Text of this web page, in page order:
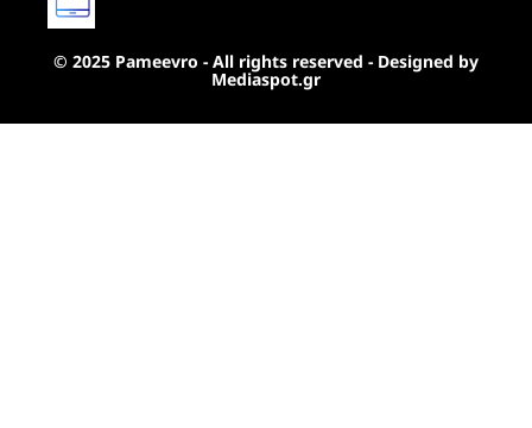
© 2025 Pameevro - All rights reserved - Designed by
Mediaspot.gr